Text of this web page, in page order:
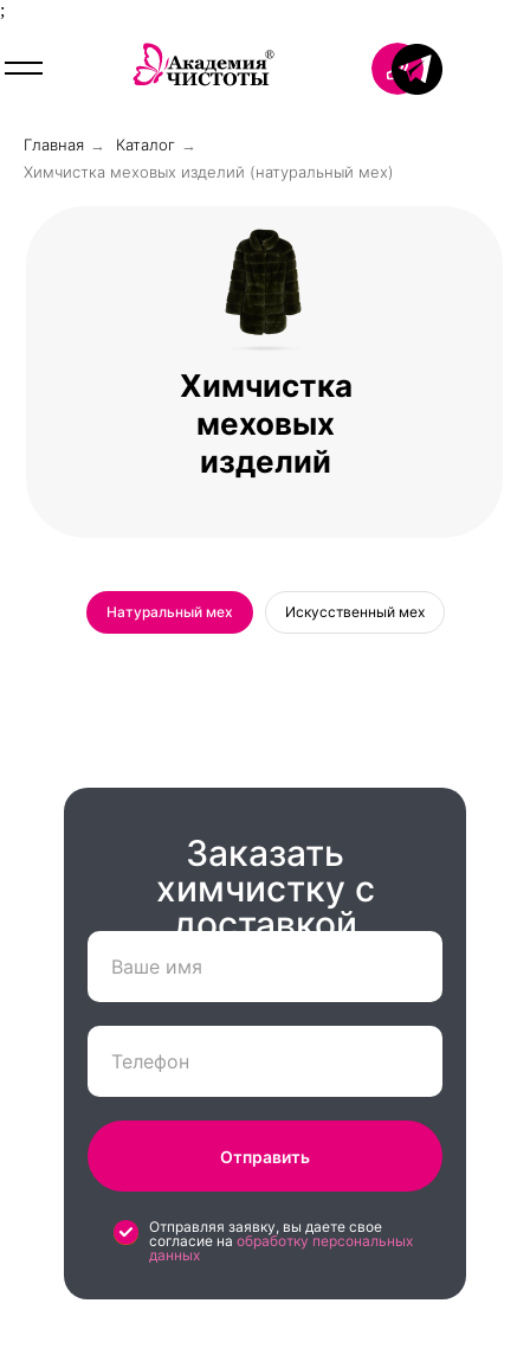
;
Главная → Каталог →
Химчистка меховых изделий (натуральный мех)
Химчистка
меховых
изделий
Натуральный мех Искусственный мех
Заказать
химчистку с
доставкой
Отправляя заявку, вы даете свое
согласие на обработку персональных
данных
Отправить